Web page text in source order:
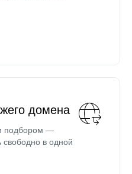
домена
подбором —
в одной